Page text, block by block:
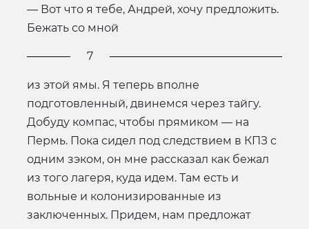
— Вот что я тебе, Андрей, хочу предложить.
Бежать со мной
7
из этой ямы. Я теперь вполне
подготовленный, двинемся через тайгу.
Добуду компас, чтобы прямиком — на
Пермь. Пока сидел под следствием в КПЗ с
одним зэком, он мне рассказал как бежал
из того лагеря, куда идем. Там есть и
вольные и колонизированные из
заключенных. Придем, нам предложат